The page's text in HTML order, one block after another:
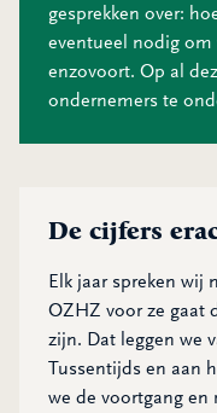
gesprekken over:
eventueel nodig om
enzovoort. Op al
ondernemers te
De cijfers
Elk jaar spreken wij
OZHZ voor ze gaat
zijn. Dat leggen we
Tussentijds en aan
we de voortgang en